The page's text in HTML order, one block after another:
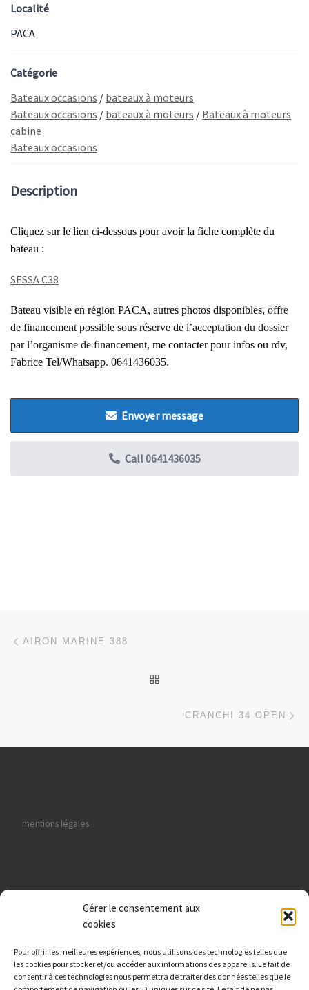
Gérer le consentement aux
cookies
Pour offrir les meilleures expériences, nous utilisons des technologies telles que
les cookies pour stocker et/ou accéder aux informations des appareils. Le fait de
consentir à ces technologies nous permettra de traiter des données telles que le
Localité
PACA
Catégorie
Bateaux occasions / bateaux à moteurs
Bateaux occasions / bateaux à moteurs / Bateaux à moteurs
cabine
Bateaux occasions
Description
Cliquez sur le lien ci-dessous pour avoir la fiche complète du
bateau :
SESSA C38
Bateau visible en région PACA, autres photos disponibles, offre
de financement possible sous réserve de l’acceptation du dossier
par l’organisme de financement, me contacter pour infos ou rdv,
Fabrice Tel/Whatsapp. 0641436035.
Envoyer message
Call0641436035
Parcourir les articles
AIRON MARINE 388
CRANCHI 34 OPEN
mentions légales
données personnelles